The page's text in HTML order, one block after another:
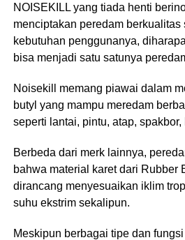
NOISEKILL yang tiada henti
menciptakan peredam
kebutuhan penggunanya,
bisa menjadi satu satunya
Noisekill memang piawai dalam
butyl yang mampu meredam
seperti lantai, pintu, atap,
Berbeda dari merk lainnya,
bahwa material karet dari Rubber
dirancang menyesuaikan iklim
suhu ekstrim sekalipun.
Meskipun berbagai tipe dan